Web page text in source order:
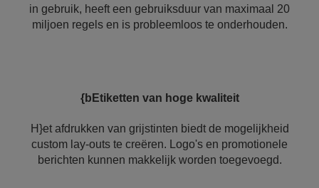
in gebruik, heeft een gebruiksduur van maximaal 20
miljoen regels en is probleemloos te onderhouden.
{bEtiketten van hoge kwaliteit
H}et afdrukken van grijstinten biedt de mogelijkheid
custom lay-outs te creëren. Logo's en promotionele
berichten kunnen makkelijk worden toegevoegd.